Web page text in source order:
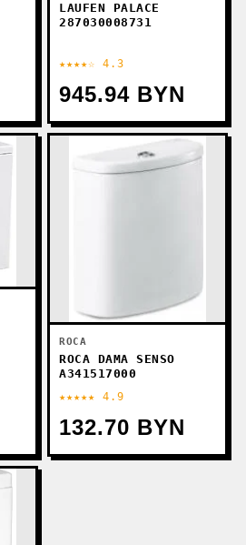
LAUFEN PALACE
287030008731
★★★★☆ 4.3
945.94 BYN
ROCA
ROCA DAMA SENSO
А341517000
★★★★★ 4.9
132.70 BYN